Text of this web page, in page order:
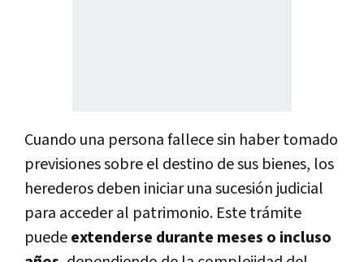
Cuando una persona fallece sin haber tomado
previsiones sobre el destino de sus bienes, los
herederos deben iniciar una sucesión judicial
para acceder al patrimonio. Este trámite
puedeextenderse durante meses o incluso